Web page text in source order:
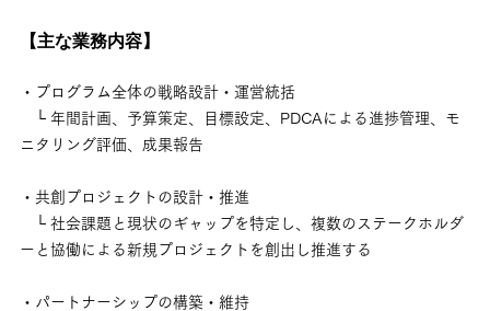
【主な業務内容】
・プログラム全体の戦略設計・運営統括
└ 年間計画、予算策定、目標設定、PDCAによる進捗管理、モ
ニタリング評価、成果報告
・共創プロジェクトの設計・推進
└ 社会課題と現状のギャップを特定し、複数のステークホルダ
ーと協働による新規プロジェクトを創出し推進する
・パートナーシップの構築・維持